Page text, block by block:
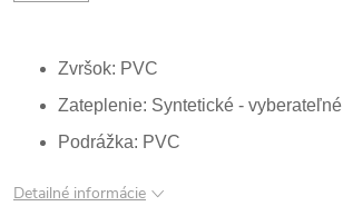
Zvršok: PVC
Zateplenie: Syntetické - vyberateľné
Podrážka: PVC
Detailné informácie